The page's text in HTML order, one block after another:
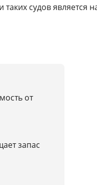
судов является
от
запас